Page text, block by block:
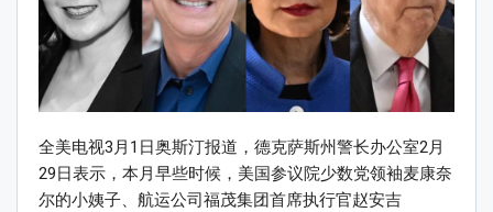
全美电视3月1日奥斯汀报道，德克萨斯州警长办公室2月
29日表示，本月早些时候，美国参议院少数党领袖麦康奈
尔的小姨子、航运公司福茂集团首席执行官赵安吉